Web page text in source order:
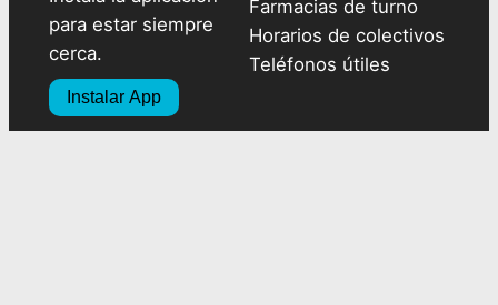
para estar siempre
cerca.
Instalar App
Farmacias de turno
Horarios de colectivos
Teléfonos útiles